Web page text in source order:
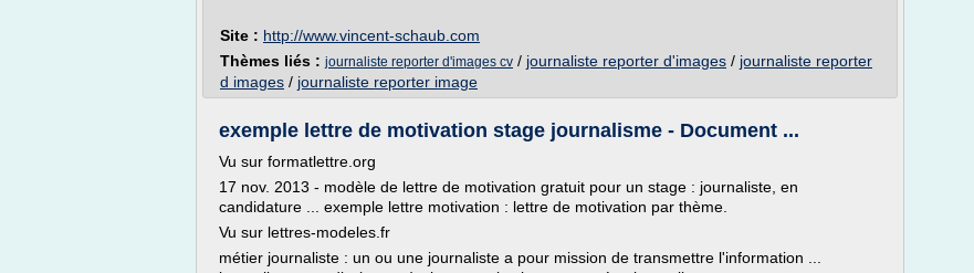
Site : http://www.vincent-schaub.com
Thèmes liés : journaliste reporter d'images cv / journaliste reporter d'images / journaliste reporter
d images / journaliste reporter image
exemple lettre de motivation stage journalisme - Document ...
Vu sur formatlettre.org
17 nov. 2013 - modèle de lettre de motivation gratuit pour un stage : journaliste, en
candidature ... exemple lettre motivation : lettre de motivation par thème.
Vu sur lettres-modeles.fr
métier journaliste : un ou une journaliste a pour mission de transmettre l'information ...